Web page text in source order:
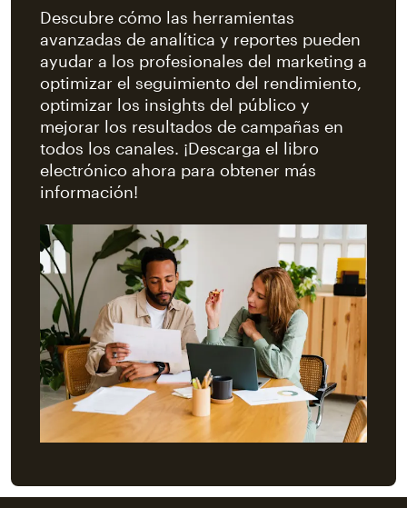
Descubre cómo las herramientas
avanzadas de analítica y reportes pueden
ayudar a los profesionales del marketing a
optimizar el seguimiento del rendimiento,
optimizar los insights del público y
mejorar los resultados de campañas en
todos los canales. ¡Descarga el libro
electrónico ahora para obtener más
información!